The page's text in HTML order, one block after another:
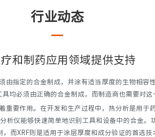
行业动态
和制药应用领域提供支持
由指定的合金制成，并涂有适当厚度的生物相容
均必须由正确的合金制成，而制造商也需要对这
重要作用。在开发和生产过程中，热分析是用于
析仪能够快速简单地识别工具和设备中的合金。
，而XRF则是适用于涂层厚度和成分验证的首选技